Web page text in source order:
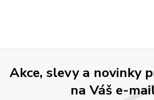
Akce, slevy a novinky
na Váš e-